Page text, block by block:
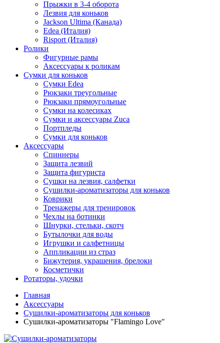
Прыжки в 3-4 оборота
Лезвия для коньков
Jackson Ultima (Канада)
Edea (Италия)
Risport (Италия)
Ролики
Фигурные рамы
Аксессуары к роликам
Сумки для коньков
Сумки Edea
Рюкзаки треугольные
Рюкзаки прямоугольные
Сумки на колесиках
Сумки и аксессуары Zuca
Портпледы
Сумки для коньков
Аксессуары
Спиннеры
Защита лезвий
Защита фигуриста
Сушки на лезвия, салфетки
Сушилки-ароматизаторы для коньков
Коврики
Тренажеры для тренировок
Чехлы на ботинки
Шнурки, стельки, скотч
Бутылочки для воды
Игрушки и салфетницы
Аппликации из страз
Бижутерия, украшения, брелоки
Косметички
Ротаторы, удочки
Главная
Аксессуары
Сушилки-ароматизаторы для коньков
Сушилки-ароматизаторы "Flamingo Love"